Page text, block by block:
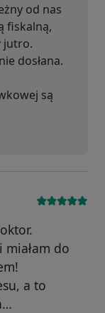
od nas
fiskalną,
jutro.
dosłana.
są
do
a to